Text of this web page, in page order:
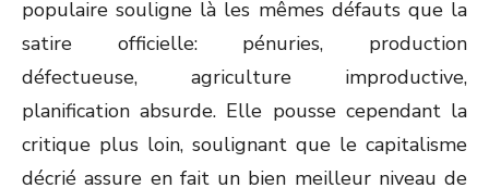
populaire souligne là les mêmes défauts que la
satire officielle: pénuries, production
défectueuse, agriculture improductive,
planification absurde. Elle pousse cependant la
critique plus loin, soulignant que le capitalisme
décrié assure en fait un bien meilleur niveau de